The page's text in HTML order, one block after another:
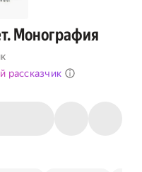
Монография
рассказчик